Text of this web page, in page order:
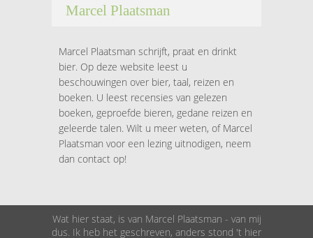
Marcel Plaatsman
Marcel Plaatsman schrijft, praat en drinkt
bier. Op deze website leest u
beschouwingen over bier, taal, reizen en
boeken. U leest recensies van gelezen
boeken, geproefde bieren, gedane reizen en
geleerde talen. Wilt u meer weten, of Marcel
Plaatsman voor een lezing uitnodigen, neem
dan contact op!
Wat hier staat, is van Marcel Plaatsman - van mij
dus. Ik heb het geschreven, anders stond 't hier